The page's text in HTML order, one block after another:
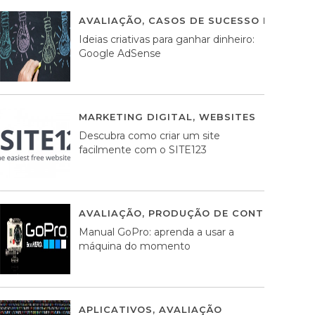
AVALIAÇÃO, CASOS DE SUCESSO DE
Ideias criativas para ganhar dinheiro:
Google AdSense
MARKETING DIGITAL, WEBSITES
Descubra como criar um site
facilmente com o SITE123
AVALIAÇÃO, PRODUÇÃO DE CONTEÚDOS
Manual GoPro: aprenda a usar a
máquina do momento
APLICATIVOS, AVALIAÇÃO